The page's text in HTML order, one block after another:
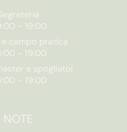
- 19:00
campo pratica
- 19:00
e spogliatoi
- 19:00
NOTE